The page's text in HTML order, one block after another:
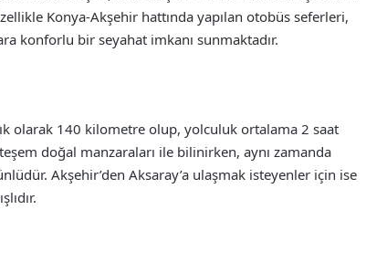
Konya-Akşehir hattında yapılan otobüs seferleri,
konforlu bir seyahat imkanı sunmaktadır.
olarak 140 kilometre olup, yolculuk ortalama 2 saat
doğal manzaraları ile bilinirken, aynı zamanda
Akşehir’den Aksaray’a ulaşmak isteyenler için ise